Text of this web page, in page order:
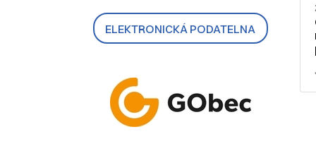
ELEKTRONICKÁ PODATELNA